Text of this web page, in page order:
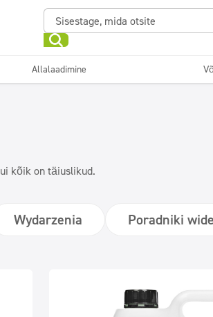
Allalaadimine
kõik on täiuslikud.
Wydarzenia Poradniki